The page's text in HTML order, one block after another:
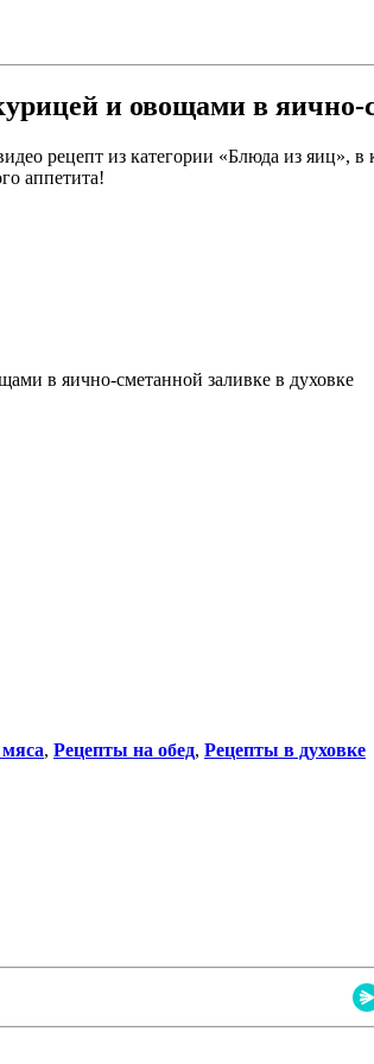
и овощами в яично-
рецепт из категории «Блюда из
аппетита!
, Рецепты на обед, Рецепты в духовке